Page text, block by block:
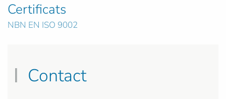
Certificats
NBN EN ISO 9002
Contact